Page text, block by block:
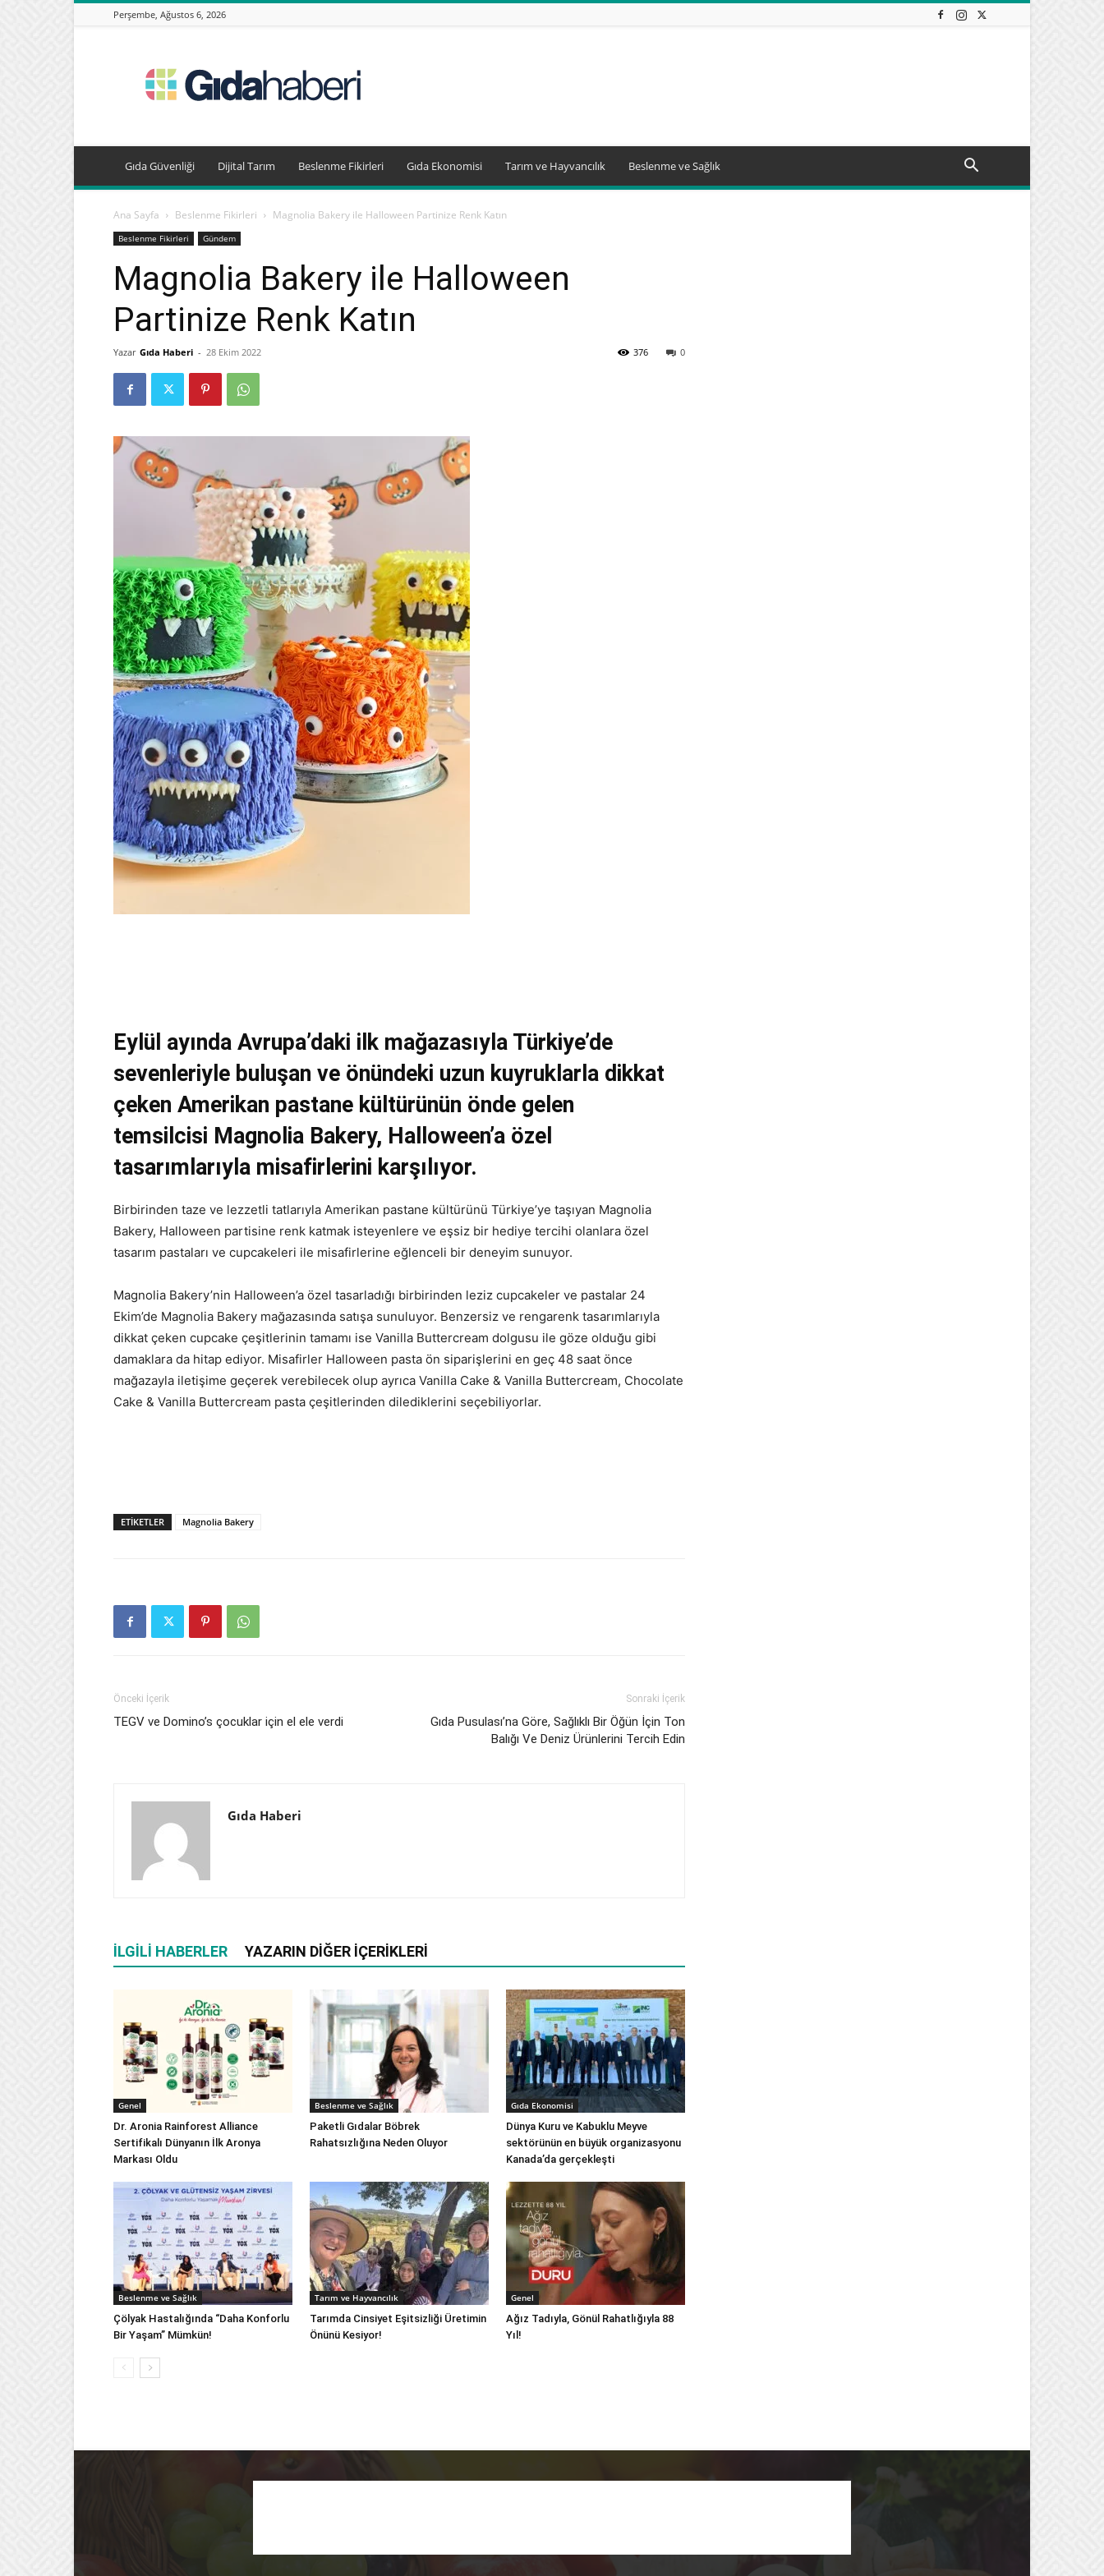
Perşembe, Ağustos 6, 2026
Haberleri,
Beslenme
Gıda Güvenliği Dijital Tarım Beslenme Fikirleri Gıda Ekonomisi Tarım ve Hayvancılık Beslenme ve Sağlık
Ana Sayfa Beslenme Fikirleri Magnolia Bakery ile Halloween Partinize Renk Katın
Beslenme Fikirleri Gündem
Magnolia Bakery ile Halloween
Partinize Renk Katın
Yazar Gıda Haberi - 28 Ekim 2022 0
376
Eylül ayında Avrupa’daki ilk mağazasıyla Türkiye’de
sevenleriyle buluşan ve önündeki uzun kuyruklarla dikkat
çeken Amerikan pastane kültürünün önde gelen
temsilcisi Magnolia Bakery, Halloween’a özel
tasarımlarıyla misafirlerini karşılıyor.
Birbirinden taze ve lezzetli tatlarıyla Amerikan pastane kültürünü Türkiye’ye taşıyan Magnolia
Bakery, Halloween partisine renk katmak isteyenlere ve eşsiz bir hediye tercihi olanlara özel
tasarım pastaları ve cupcakeleri ile misafirlerine eğlenceli bir deneyim sunuyor.
Magnolia Bakery’nin Halloween’a özel tasarladığı birbirinden leziz cupcakeler ve pastalar 24
Ekim’de Magnolia Bakery mağazasında satışa sunuluyor. Benzersiz ve rengarenk tasarımlarıyla
dikkat çeken cupcake çeşitlerinin tamamı ise Vanilla Buttercream dolgusu ile göze olduğu gibi
damaklara da hitap ediyor. Misafirler Halloween pasta ön siparişlerini en geç 48 saat önce
mağazayla iletişime geçerek verebilecek olup ayrıca Vanilla Cake & Vanilla Buttercream, Chocolate
Cake & Vanilla Buttercream pasta çeşitlerinden dilediklerini seçebiliyorlar.
ETIKETLER Magnolia Bakery
Önceki İçerik
TEGV ve Domino’s çocuklar için el ele verdi
Sonraki İçerik
Gıda Pusulası’na Göre, Sağlıklı Bir Öğün İçin Ton
Balığı Ve Deniz Ürünlerini Tercih Edin
Gıda Haberi
İLGILI HABERLER YAZARIN DIĞER İÇERIKLERI
Genel
Dr. Aronia Rainforest Alliance
Sertifikalı Dünyanın İlk Aronya
Markası Oldu
Beslenme ve Sağlık
Paketli Gıdalar Böbrek
Rahatsızlığına Neden Oluyor
Gıda Ekonomisi
Dünya Kuru ve Kabuklu Meyve
sektörünün en büyük organizasyonu
Kanada’da gerçekleşti
Beslenme ve Sağlık
Çölyak Hastalığında “Daha Konforlu
Bir Yaşam” Mümkün!
Tarım ve Hayvancılık
Tarımda Cinsiyet Eşitsizliği Üretimin
Önünü Kesiyor!
Genel
Ağız Tadıyla, Gönül Rahatlığıyla 88
Yıl!